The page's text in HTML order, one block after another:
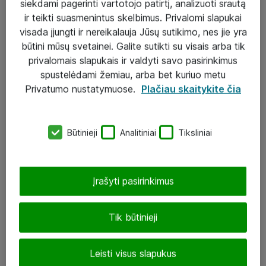
Sprendimai ir paslaugos
Paslaugos
Įgyvendinti projektai
J. Rutkausko g. 6, Vilnius
siekdami pagerinti vartotojo patirtį, analizuoti srautą
ir teikti suasmenintus skelbimus. Privalomi slapukai
visada įjungti ir nereikalauja Jūsų sutikimo, nes jie yra
būtini mūsų svetainei. Galite sutikti su visais arba tik
privalomais slapukais ir valdyti savo pasirinkimus
spustelėdami žemiau, arba bet kuriuo metu
Privatumo nustatymuose. Plačiau skaitykite čia
Būtinieji Analitiniai Tiksliniai
Tik būtinieji
Leisti visus slapukus
Įrašyti pasirinkimus